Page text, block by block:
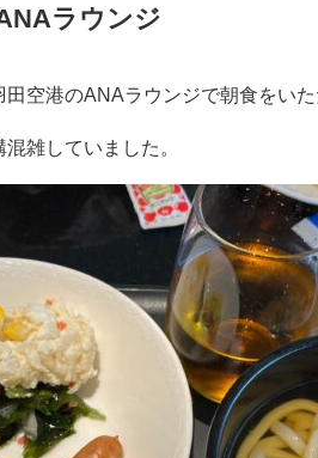
ラウンジ
空港のANAラウンジで朝食をいた
雑していました。